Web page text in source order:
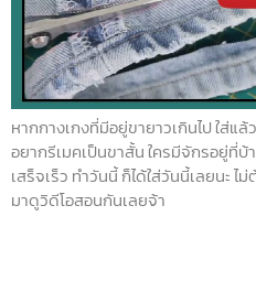
หากกางเกงที่มีอยู่ขายาวเกินไป ใส่แ
อยากรีเมคเป็นขาสั้น ใครมีจักรอยู่ที่บ้
เสร็จเร็ว ทำวันนี้ ก็ได้ใส่วันนี้เลยนะ
มาดูวิดีโอสอนกันเลยจ้า